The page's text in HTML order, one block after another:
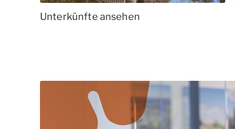
Unterkünfte ansehen